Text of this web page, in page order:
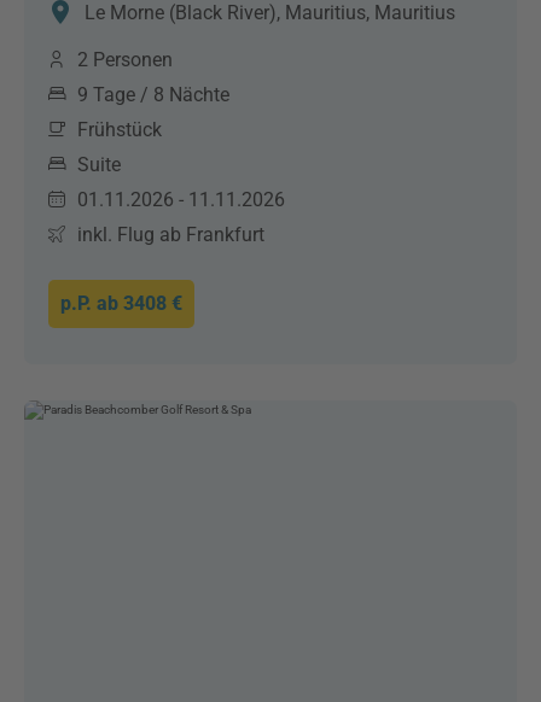
Le Morne (Black River), Mauritius, Mauritius
2 Personen
9 Tage / 8 Nächte
Frühstück
Suite
01.11.2026 - 11.11.2026
inkl. Flug ab Frankfurt
p.P. ab 3408 €